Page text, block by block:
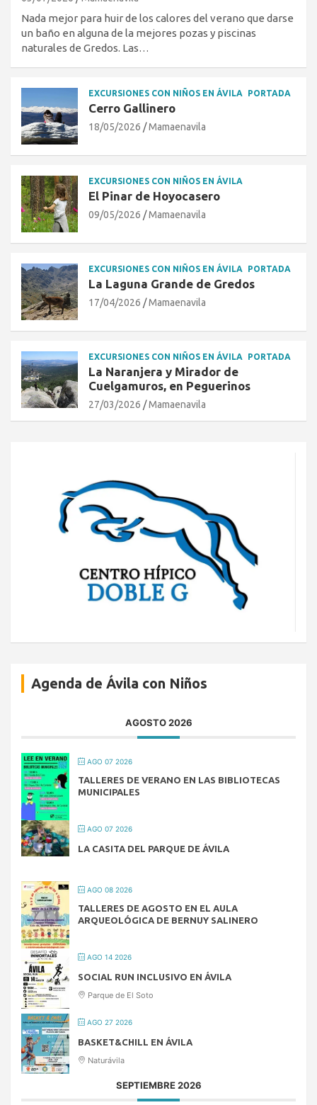
Nada mejor para huir de los calores del verano que darse
un baño en alguna de la mejores pozas y piscinas
naturales de Gredos. Las…
EXCURSIONES CON NIÑOS EN ÁVILA PORTADA
Cerro Gallinero
18/05/2026 Mamaenavila
EXCURSIONES CON NIÑOS EN ÁVILA
El Pinar de Hoyocasero
09/05/2026 Mamaenavila
EXCURSIONES CON NIÑOS EN ÁVILA PORTADA
La Laguna Grande de Gredos
17/04/2026 Mamaenavila
EXCURSIONES CON NIÑOS EN ÁVILA PORTADA
La Naranjera y Mirador de
Cuelgamuros, en Peguerinos
27/03/2026 Mamaenavila
Agenda de Ávila con Niños
AGOSTO 2026
AGO 07 2026
TALLERES DE VERANO EN LAS BIBLIOTECAS
MUNICIPALES
AGO 07 2026
LA CASITA DEL PARQUE DE ÁVILA
AGO 08 2026
TALLERES DE AGOSTO EN EL AULA
ARQUEOLÓGICA DE BERNUY SALINERO
AGO 14 2026
SOCIAL RUN INCLUSIVO EN ÁVILA
Parque de El Soto
AGO 27 2026
BASKET&CHILL EN ÁVILA
Naturávila
SEPTIEMBRE 2026